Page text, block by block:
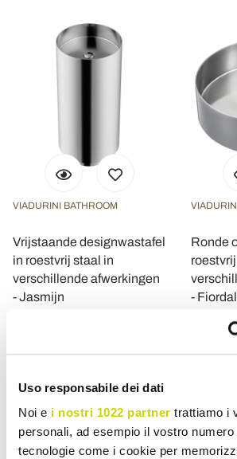
Uso responsabile dei dati
Noi e i nostri 1022 partner trattiamo i
personali, ad esempio il vostro
tecnologie come i cookie per
VIADURINI BATHROOM
Vrijstaande designwastafel
in roestvrij staal in
verschillende afwerkingen
- Jasmijn
Ronde
-
€